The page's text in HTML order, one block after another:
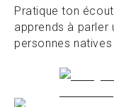
Pratique ton
apprends à parler
personnes